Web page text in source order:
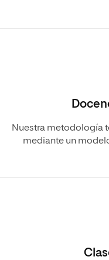
Nuestra metodología
mediante un